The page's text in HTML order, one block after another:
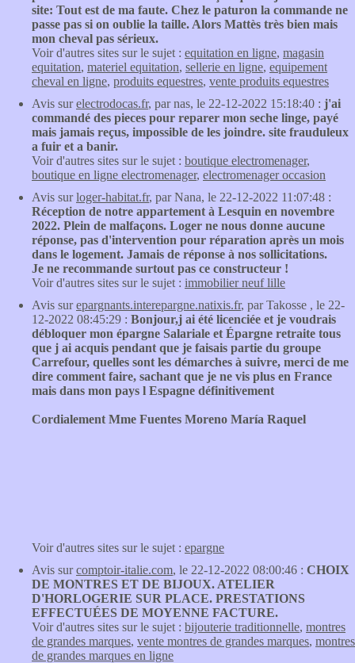
site: Tout est de ma faute. Chez le paturon la commande ne
passe pas si on oublie la taille. Alors Mattès très bien mais
mon cheval pas sérieux.
Voir d'autres sites sur le sujet : equitation en ligne, magasin
equitation, materiel equitation, sellerie en ligne, equipement
cheval en ligne, produits equestres, vente produits equestres
Avis surelectrodocas.fr, par nas, le 22-12-2022 15:18:40 : j'ai
commandé des pieces pour reparer mon seche linge, payé
mais jamais reçus, impossible de les joindre. site frauduleux
a fuir et a banir.
Voir d'autres sites sur le sujet : boutique electromenager,
boutique en ligne electromenager, electromenager occasion
Avis surloger-habitat.fr, par Nana, le 22-12-2022 11:07:48 :
Réception de notre appartement à Lesquin en novembre
2022. Plein de malfaçons. Loger ne nous donne aucune
réponse, pas d'intervention pour réparation après un mois
dans le logement. Jamais de réponse à nos sollicitations.
Je ne recommande surtout pas ce constructeur !
Voir d'autres sites sur le sujet : immobilier neuf lille
Avis surepargnants.interepargne.natixis.fr, par Takosse , le 22-
12-2022 08:45:29 : Bonjour,j ai été licenciée et je voudrais
débloquer mon épargne Salariale et Épargne retraite tous
que j ai acquis pendant que je faisais partie du groupe
Carrefour, quelles sont les démarches à suivre, merci de me
dire comment faire, sachant que je ne vis plus en France
mais dans mon pays l Espagne définitivement
Cordialement Mme Fuentes Moreno María Raquel
Voir d'autres sites sur le sujet : epargne
Avis surcomptoir-italie.com, le 22-12-2022 08:00:46 : CHOIX
DE MONTRES ET DE BIJOUX. ATELIER
D'HORLOGERIE SUR PLACE. PRESTATIONS
EFFECTUÉES DE MOYENNE FACTURE.
Voir d'autres sites sur le sujet : bijouterie traditionnelle, montres
de grandes marques, vente montres de grandes marques, montres
de grandes marques en ligne